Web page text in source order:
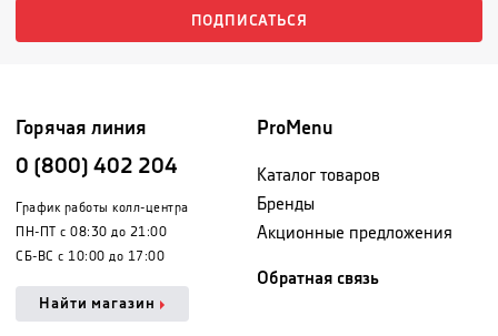
ПОДПИСАТЬСЯ
Горячая линия
0 (800) 402 204
График работы колл-центра
ПН-ПТ с 08:30 до 21:00
СБ-ВС с 10:00 до 17:00
Найти магазин
ProMenu
Каталог товаров
Бренды
Акционные предложения
Обратная связь